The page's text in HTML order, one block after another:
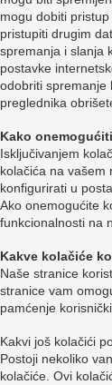
mogu dobiti
pristupiti drugim
spremanja i slanja
postavke
odobriti spremanje
preglednika
Kako
Isključivanjem
kolačića na vašem
konfigurirati u
Ako onemogućite
funkcionalnosti na
Kakve kolačiće
Naše stranice
stranice vam
pamćenje
Kakvi još kolačići
Postoji nekoliko
kolačiće. Ovi